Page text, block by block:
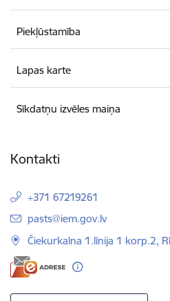
Piekļūstamība
Lapas karte
Sīkdatņu izvēles maiņa
Kontakti
+371 67219261
E-pasts:
pasts@iem.gov.lv
Čiekurkalna 1.līnija 1 korp.2,